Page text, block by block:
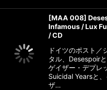
[MAA 008]
Infamous / Lux
/ CD
ドイツのポスト／
タル、Desespoir
ゲイザー・デプレ
Suicidal Yearsと
ザ…